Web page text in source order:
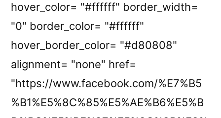
hover_color= "#ffffff" border_width=
"0" border_color= "#ffffff"
hover_border_color= "#d80808"
alignment= "none" href=
"https://www.facebook.com/%E7%B5
%B1%E5%8C%85%E5%AE%B6%E5%B